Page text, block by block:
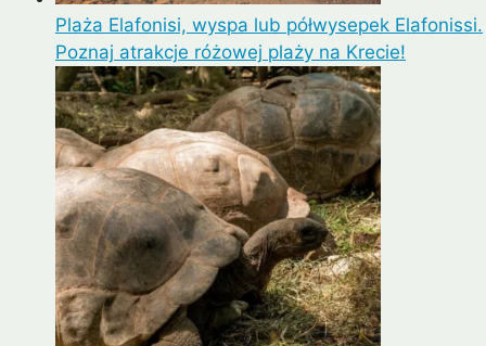
Plaża Elafonisi, wyspa lub półwysepek Elafonissi.
Poznaj atrakcje różowej plaży na Krecie!